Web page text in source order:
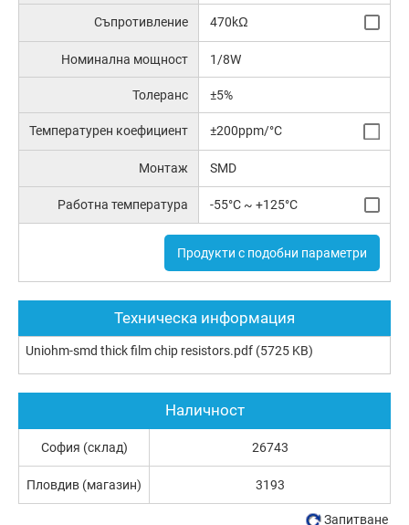
Съпротивление 470kΩ
Номинална мощност 1/8W
Толеранс ±5%
Температурен коефициент ±200ppm/°C
Монтаж SMD
Работна температура -55°C ~ +125°C
Продукти с подобни параметри
Техническа информация
Uniohm-smd thick film chip resistors.pdf (5725 KB)
Наличност
София (склад) 26743
Пловдив (магазин) 3193
Запитване